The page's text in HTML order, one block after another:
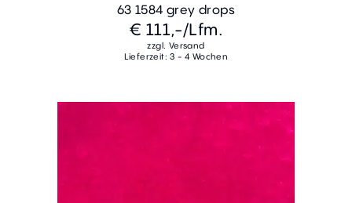
63 1584 grey drops
€ 111,-/Lfm.
zzgl. Versand
Lieferzeit: 3 - 4 Wochen